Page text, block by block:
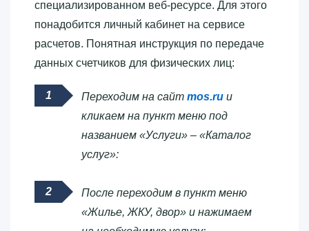
специализированном веб-ресурсе. Для этого
понадобится личный кабинет на сервисе
расчетов. Понятная инструкция по передаче
данных счетчиков для физических лиц:
Переходим на сайт mos.ru и
кликаем на пункт меню под
названием «Услуги» – «Каталог
услуг»:
После переходим в пункт меню
«Жилье, ЖКУ, двор» и нажимаем